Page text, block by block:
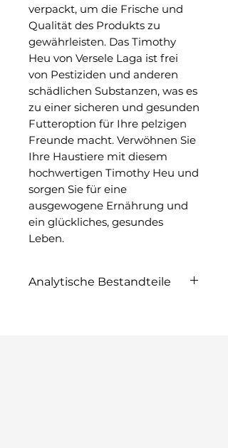
verpackt, um die Frische und
Qualität des Produkts zu
gewährleisten. Das Timothy
Heu von Versele Laga ist frei
von Pestiziden und anderen
schädlichen Substanzen, was es
zu einer sicheren und gesunden
Futteroption für Ihre pelzigen
Freunde macht. Verwöhnen Sie
Ihre Haustiere mit diesem
hochwertigen Timothy Heu und
sorgen Sie für eine
ausgewogene Ernährung und
ein glückliches, gesundes
Leben.
Analytische Bestandteile